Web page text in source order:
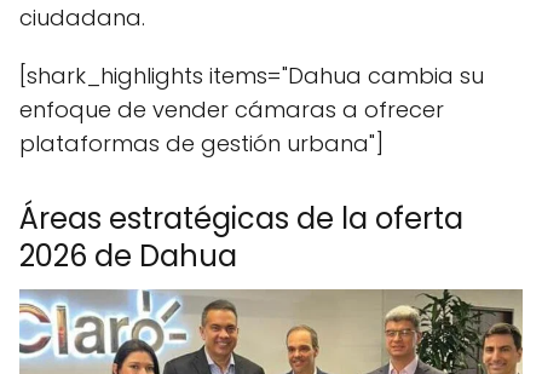
ciudadana.
[shark_highlights items="Dahua cambia su
enfoque de vender cámaras a ofrecer
plataformas de gestión urbana"]
Áreas estratégicas de la oferta
2026 de Dahua